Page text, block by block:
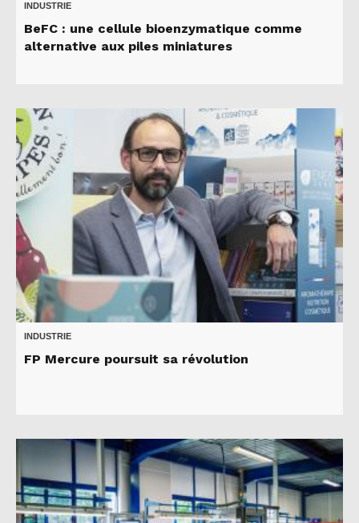
INDUSTRIE
BeFC : une cellule bioenzymatique comme
alternative aux piles miniatures
INDUSTRIE
FP Mercure poursuit sa révolution